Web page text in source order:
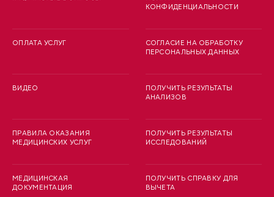
ОПЛАТА УСЛУГ
ВИДЕО
ПРАВИЛА ОКАЗАНИЯ
МЕДИЦИНСКИХ УСЛУГ
МЕДИЦИНСКАЯ
ДОКУМЕНТАЦИЯ
КОНФИДЕНЦИАЛЬНОСТИ
СОГЛАСИЕ НА ОБРАБОТКУ
ПЕРСОНАЛЬНЫХ ДАННЫХ
ПОЛУЧИТЬ РЕЗУЛЬТАТЫ
АНАЛИЗОВ
ПОЛУЧИТЬ РЕЗУЛЬТАТЫ
ИССЛЕДОВАНИЙ
ПОЛУЧИТЬ СПРАВКУ ДЛЯ
ВЫЧЕТА